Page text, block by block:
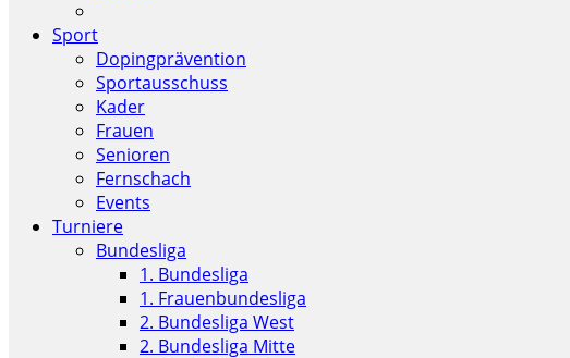
Sport
Dopingprävention
Sportausschuss
Kader
Frauen
Senioren
Fernschach
Events
Turniere
Bundesliga
1. Bundesliga
1. Frauenbundesliga
2. Bundesliga West
2. Bundesliga Mitte